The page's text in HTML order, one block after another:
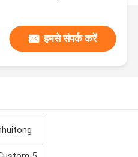
हमसे संपर्क करें